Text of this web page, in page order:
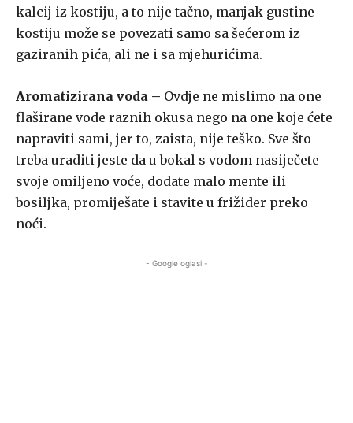
kalcij iz kostiju, a to nije tačno, manjak gustine
kostiju može se povezati samo sa šećerom iz
gaziranih pića, ali ne i sa mjehurićima.
Aromatizirana voda – Ovdje ne mislimo na one
flaširane vode raznih okusa nego na one koje ćete
napraviti sami, jer to, zaista, nije teško. Sve što
treba uraditi jeste da u bokal s vodom nasiječete
svoje omiljeno voće, dodate malo mente ili
bosiljka, promiješate i stavite u frižider preko
noći.
- Google oglasi -